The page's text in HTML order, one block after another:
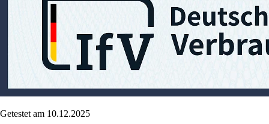
Getestet am 10.12.2025